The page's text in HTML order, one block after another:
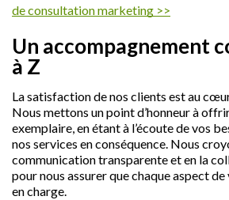
de consultation marketing >>
Un accompagnement
à Z
La satisfaction de nos clients est au
Nous mettons un point d’honneur à
exemplaire, en étant à l’écoute de vos
nos services en conséquence. Nous
communication transparente et en la
pour nous assurer que chaque aspect
en charge.